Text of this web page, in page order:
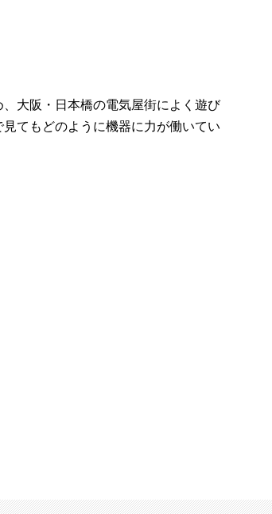
大阪・日本橋の電気屋街によく遊び
てもどのように機器に力が働いてい